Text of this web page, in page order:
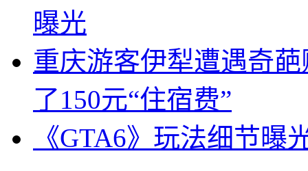
曝光
重庆游客伊犁遭遇奇
了150元“住宿费”
《GTA6》玩法细节